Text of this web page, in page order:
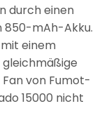
durch einen
850-mAh-Akku.
mit einem
von Fumot-
15000 nicht